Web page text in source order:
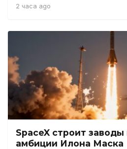
2 часа ago
SpaceX строит заводы
амбиции Илона Маска